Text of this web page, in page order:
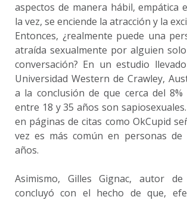
aspectos de manera hábil, empática
la vez, se enciende la atracción y la
Entonces, ¿realmente puede una
atraída sexualmente por alguien
conversación? En un estudio
Universidad Western de Crawley,
a la conclusión de que cerca del 8%
entre 18 y 35 años son
en páginas de citas como OkCupid
vez es más común en personas
años.
Asimismo, Gilles Gignac, autor
concluyó con el hecho de que,